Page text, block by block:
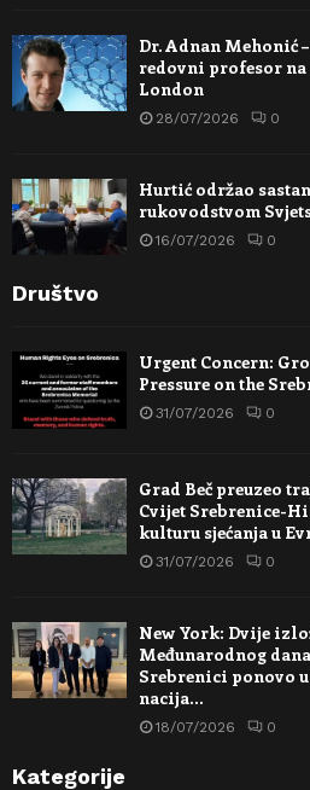
Dr. Adnan Mehonić
redovni profesor
London
28/07/2026 0
Hurtić održao
rukovodstvom
16/07/2026 0
Društvo
Urgent Concern:
Pressure on the
31/07/2026 0
Grad Beč preuzeo
Cvijet Srebrenice-
kulturu sjećanja u
31/07/2026 0
New York: Dvije
Međunarodnog
Srebrenici ponovo
nacija…
18/07/2026 0
Kategorije